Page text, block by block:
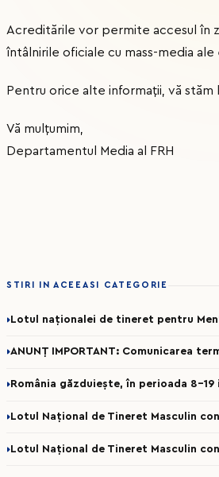
Acreditările vor permite accesul în
întâlnirile oficiale cu mass-media
Pentru orice alte informații, vă stăm
Vă mulțumim,
Departamentul Media al FRH
STIRI IN ACEEASI CATEGORIE
Lotul naționalei de tineret pentru
ANUNȚ IMPORTANT: Comunicarea
România găzduiește, în perioada 8-19
Lotul Național de Tineret Masculin
Lotul Național de Tineret Masculin